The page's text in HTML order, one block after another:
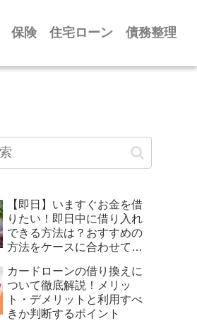
保険 住宅ローン 債務整理
【即日】いますぐお金を借
りたい！即日中に借り入れ
できる方法は？おすすめの
方法をケースに合わせて紹
カードローンの借り換えに
ついて徹底解説！メリッ
ト・デメリットと利用すべ
きか判断するポイント